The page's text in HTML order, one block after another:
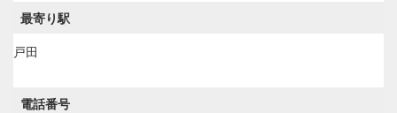
最寄り駅
戸田
電話番号